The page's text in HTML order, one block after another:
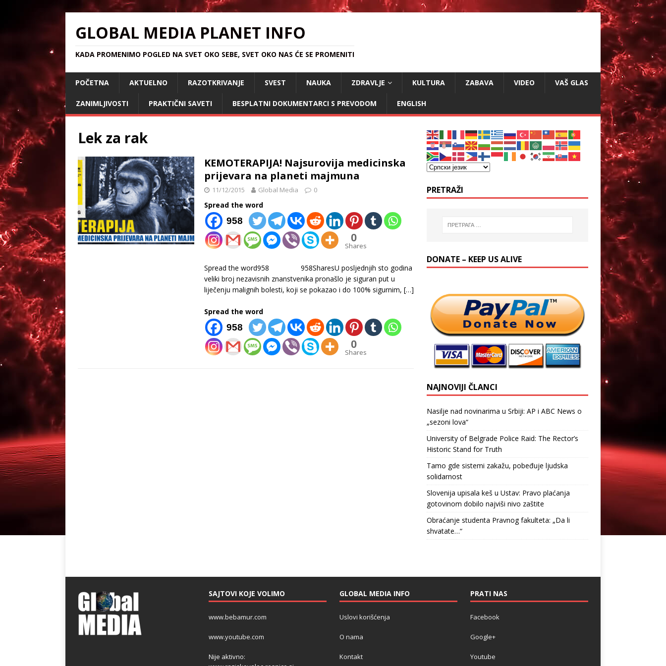
GLOBAL MEDIA PLANET INFO
KADA PROMENIMO POGLED NA SVET OKO SEBE, SVET OKO NAS ĆE SE PROMENITI
POČETNA AKTUELNO RAZOTKRIVANJE SVEST NAUKA ZDRAVLJE KULTURA ZABAVA VIDEO VAŠ GLAS
ZANIMLJIVOSTI PRAKTIČNI SAVETI BESPLATNI DOKUMENTARCI S PREVODOM ENGLISH
Lek za rak
KEMOTERAPIJA! Najsurovija medicinska
prijevara na planeti majmuna
11/12/2015 Global Media 0
Spread the word
958
0
Shares
Spread the word958 958SharesU posljednjih sto godina
veliki broj nezavisnih znanstvenika pronašlo je siguran put u
liječenju malignih bolesti, koji se pokazao i do 100% sigurnim, […]
Spread the word
958
0
Shares
PRETRAŽI
DONATE – KEEP US ALIVE
NAJNOVIJI ČLANCI
Nasilje nad novinarima u Srbiji: AP i ABC News o
„sezoni lova“
University of Belgrade Police Raid: The Rector’s
Historic Stand for Truth
Tamo gde sistemi zakažu, pobeđuje ljudska
solidarnost
Slovenija upisala keš u Ustav: Pravo plaćanja
gotovinom dobilo najviši nivo zaštite
Obraćanje studenta Pravnog fakulteta: „Da li
shvatate…“
SAJTOVI KOJE VOLIMO
www.bebamur.com
www.youtube.com
Nije aktivno:
GLOBAL MEDIA INFO
Uslovi korišćenja
O nama
Kontakt
PRATI NAS
Facebook
Google+
Youtube